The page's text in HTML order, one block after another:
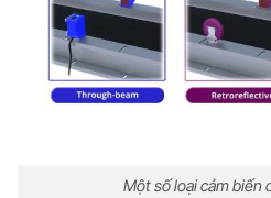
Một số loại cảm biến